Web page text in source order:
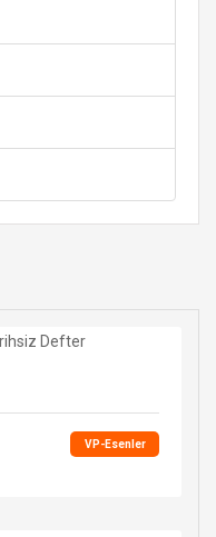
VP-Esenler